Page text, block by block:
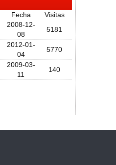
Fecha
Visitas
2008-12-
08
5181
2012-01-
04
5770
2009-03-
11
140